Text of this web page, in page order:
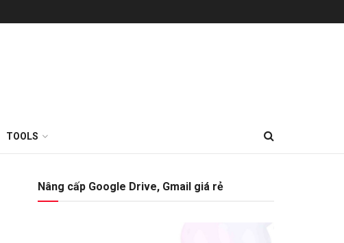
TOOLS
Nâng cấp Google Drive, Gmail giá rẻ